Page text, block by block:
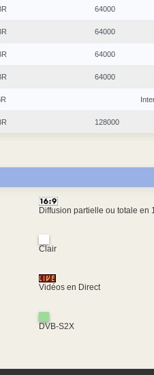
64000
64000
64000
64000
128000
Diffusion partielle ou totale en
Clair
Vidéos en Direct
DVB-S2X